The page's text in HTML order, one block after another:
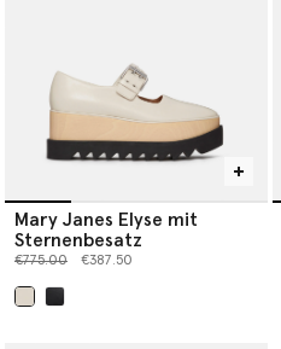
Mary Janes Elyse mit
Sternenbesatz
Preis reduziert von
€775.00bis€387.50